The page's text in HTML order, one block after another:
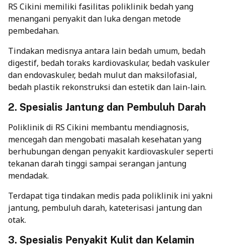
RS Cikini memiliki fasilitas poliklinik bedah yang
menangani penyakit dan luka dengan metode
pembedahan.
Tindakan medisnya antara lain bedah umum, bedah
digestif, bedah toraks kardiovaskular, bedah vaskuler
dan endovaskuler, bedah mulut dan maksilofasial,
bedah plastik rekonstruksi dan estetik dan lain-lain.
2. Spesialis Jantung dan Pembuluh Darah
Poliklinik di RS Cikini membantu mendiagnosis,
mencegah dan mengobati masalah kesehatan yang
berhubungan dengan penyakit kardiovaskuler seperti
tekanan darah tinggi sampai serangan jantung
mendadak.
Terdapat tiga tindakan medis pada poliklinik ini yakni
jantung, pembuluh darah, kateterisasi jantung dan
otak.
3. Spesialis Penyakit Kulit dan Kelamin